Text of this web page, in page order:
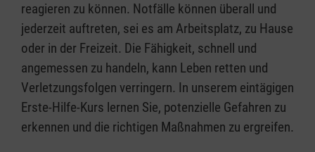
reagieren zu können. Notfälle können überall und
jederzeit auftreten, sei es am Arbeitsplatz, zu Hause
oder in der Freizeit. Die Fähigkeit, schnell und
angemessen zu handeln, kann Leben retten und
Verletzungsfolgen verringern. In unserem eintägigen
Erste-Hilfe-Kurs lernen Sie, potenzielle Gefahren zu
erkennen und die richtigen Maßnahmen zu ergreifen.